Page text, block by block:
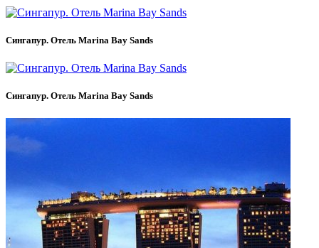
Сингапур. Отель Marina Bay Sands
Сингапур. Отель Marina Bay Sands